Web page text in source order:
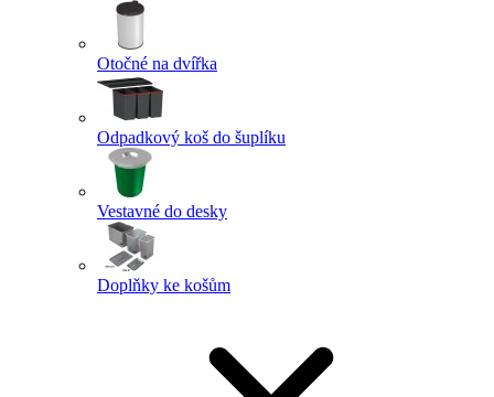
Otočné na dvířka
Odpadkový koš do šuplíku
Vestavné do desky
Doplňky ke košům